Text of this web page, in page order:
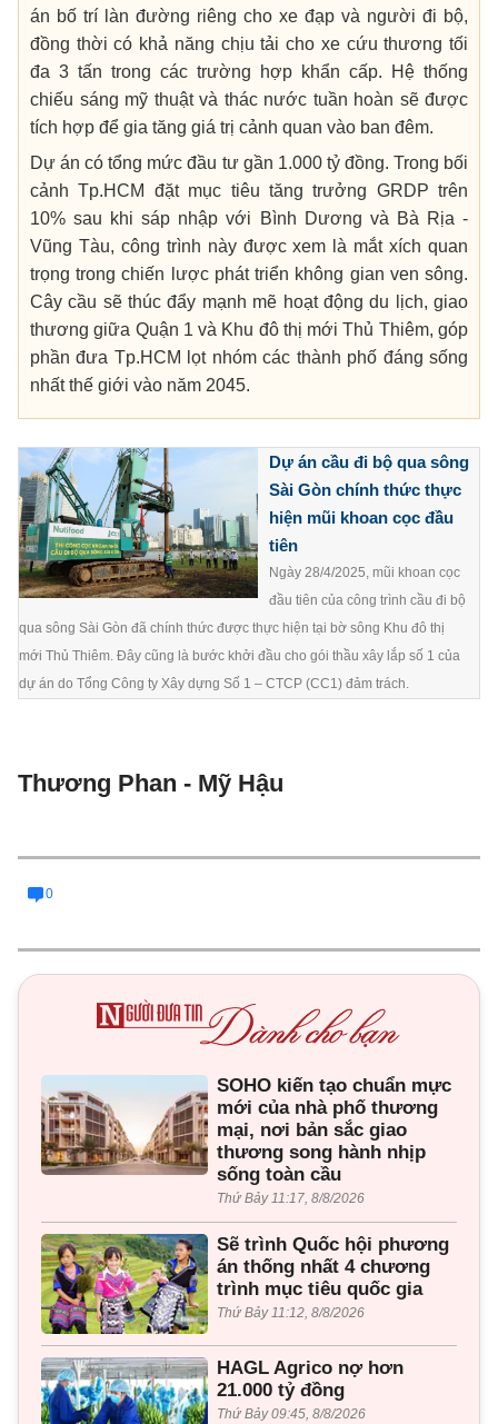
án bố trí làn đường riêng cho xe đạp và người đi bộ,
đồng thời có khả năng chịu tải cho xe cứu thương tối
đa 3 tấn trong các trường hợp khẩn cấp. Hệ thống
chiếu sáng mỹ thuật và thác nước tuần hoàn sẽ được
tích hợp để gia tăng giá trị cảnh quan vào ban đêm.
Dự án có tổng mức đầu tư gần 1.000 tỷ đồng. Trong bối
cảnh Tp.HCM đặt mục tiêu tăng trưởng GRDP trên
10% sau khi sáp nhập với Bình Dương và Bà Rịa -
Vũng Tàu, công trình này được xem là mắt xích quan
trọng trong chiến lược phát triển không gian ven sông.
Cây cầu sẽ thúc đẩy mạnh mẽ hoạt động du lịch, giao
thương giữa Quận 1 và Khu đô thị mới Thủ Thiêm, góp
phần đưa Tp.HCM lọt nhóm các thành phố đáng sống
nhất thế giới vào năm 2045.
Dự án cầu đi bộ qua sông
Sài Gòn chính thức thực
hiện mũi khoan cọc đầu
tiên
Ngày 28/4/2025, mũi khoan cọc
đầu tiên của công trình cầu đi bộ
qua sông Sài Gòn đã chính thức được thực hiện tại bờ sông Khu đô thị
mới Thủ Thiêm. Đây cũng là bước khởi đầu cho gói thầu xây lắp số 1 của
dự án do Tổng Công ty Xây dựng Số 1 – CTCP (CC1) đảm trách.
Thương Phan - Mỹ Hậu
0
SOHO kiến tạo chuẩn mực
mới của nhà phố thương
mại, nơi bản sắc giao
thương song hành nhịp
sống toàn cầu
Thứ Bảy 11:17, 8/8/2026
Sẽ trình Quốc hội phương
án thống nhất 4 chương
trình mục tiêu quốc gia
Thứ Bảy 11:12, 8/8/2026
HAGL Agrico nợ hơn
21.000 tỷ đồng
Thứ Bảy 09:45, 8/8/2026